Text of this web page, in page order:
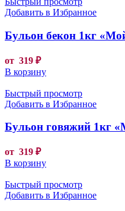
Добавить в Избранное
Бульон бекон 1кг
от 319 ₽
В корзину
Быстрый просмотр
Добавить в Избранное
Бульон говяжий 1кг
от 319 ₽
В корзину
Быстрый просмотр
Добавить в Избранное